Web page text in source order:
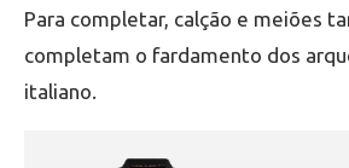
Para completar, calção e meiões
completam o fardamento dos
italiano.